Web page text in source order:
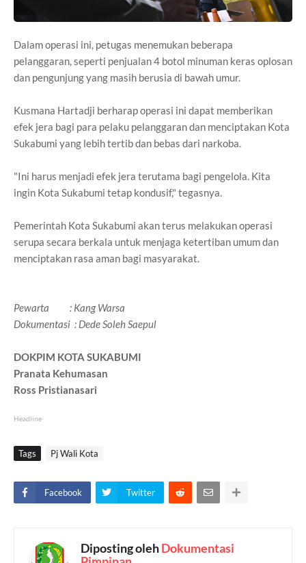
Dalam operasi ini, petugas menemukan beberapa
pelanggaran, seperti penjualan 4 botol minuman keras oplosan
dan pengunjung yang masih berusia di bawah umur.
Kusmana Hartadji berharap operasi ini dapat memberikan
efek jera bagi para pelaku pelanggaran dan menciptakan Kota
Sukabumi yang lebih tertib dan bebas dari narkoba.
"Ini harus menjadi efek jera terutama bagi pengelola. Kita
ingin Kota Sukabumi tetap kondusif," tegasnya.
Pemerintah Kota Sukabumi akan terus melakukan operasi
serupa secara berkala untuk menjaga ketertiban umum dan
menciptakan rasa aman bagi masyarakat.
Pewarta : Kang Warsa
Dokumentasi : Dede Soleh Saepul
DOKPIM KOTA SUKABUMI
Pranata Kehumasan
Ross Pristianasari
Headline
Tags Pj Wali Kota
Facebook Twitter
Diposting olehDokumentasi